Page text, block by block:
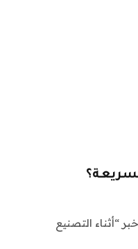
اشراق العالم 24 متابعات عالمية عاجلة: نقدم لكم في اشراق العالم24 خبر “أثناء التصنيع